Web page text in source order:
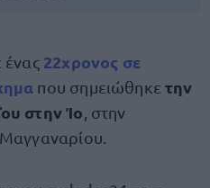
ένας 22χρονος σε
που σημειώθηκε την
στην Ίο , στην